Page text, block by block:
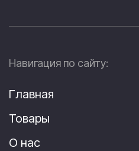
Навигация по сайту:
Главная
Товары
О нас